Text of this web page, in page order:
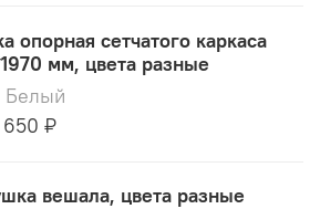
опорная сетчатого каркаса
мм, цвета разные
Белый
₽
вешала, цвета разные